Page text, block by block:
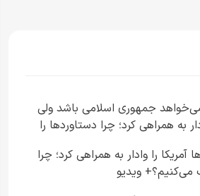
جمهوری اسلامی باشد ولی
به همراهی کرد؛ چرا دستاوردها را
را وادار به همراهی کرد؛ چرا
می‌کنیم؟+ ویدیو